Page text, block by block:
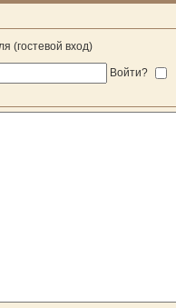
(гостевой вход)
Войти?